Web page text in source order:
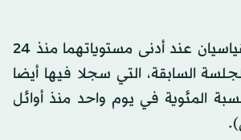
وأغلق الخامان القياسيان عند أدنى مستوياتهما منذ 24
السابقة، التي سجلا فيها أيضا
المئوية في يوم واحد منذ أوائل